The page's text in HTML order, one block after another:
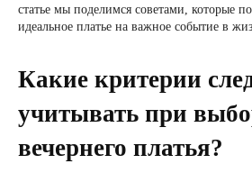
статье мы поделимся советами, которые
идеальное платье на важное событие в
Какие критерии
учитывать при
вечернего платья?